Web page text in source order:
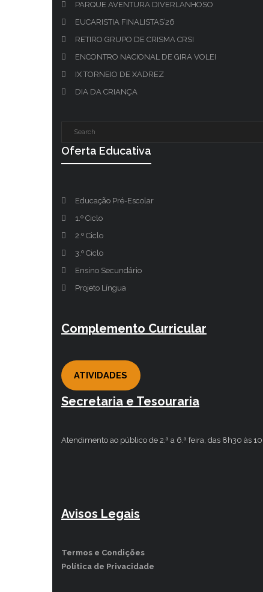
PARQUE AVENTURA DIVERLANHOSO
EUCARISTIA FINALISTAS’26
RETIRO GRUPO DE CRISMA CRSI
ENCONTRO NACIONAL DE GIRA VOLEI
IX TORNEIO DE XADREZ
DIA DA CRIANÇA
Oferta Educativa
Educação Pré-Escolar
1.º Ciclo
2.º Ciclo
3.º Ciclo
Ensino Secundário
Projeto Língua
Complemento Curricular
ATIVIDADES
Secretaria e Tesouraria
Atendimento ao público de 2.ª a 6.ª feira, das 8h30 às
Avisos Legais
Termos e Condições
Política de Privacidade